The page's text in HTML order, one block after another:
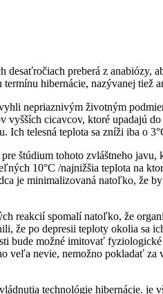
preberá z anabiózy,
hibernácie, nazývanej tiež
nepriaznivým životným
cicavcov, ktoré upadajú
telesná teplota sa zníži iba o
štúdium tohoto zvláštneho
10°C /najnižšia teplota na
je minimalizovaná natoľko, že
reakcií spomalí natoľko, že
že po depresii teploty okolia sa
bude možné imitovať
veľa nevie, nemožno pokladať
technológie hibernácie. je